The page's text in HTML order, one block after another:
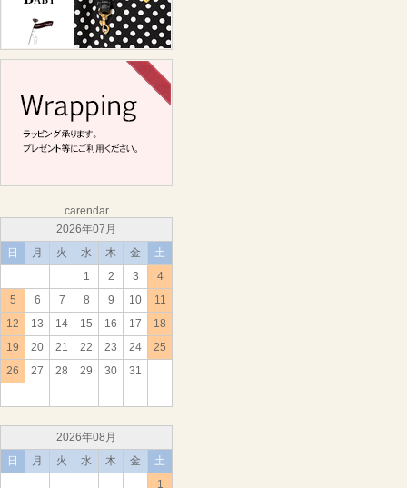
carendar
2026年07月
日
月 火 水 木 金
土
1
2 3
4
5
6 7 8 9 10
11
12
13 14 15 16 17
18
19
20 21 22 23 24
25
26
27 28 29 30 31
2026年08月
日
月 火 水 木 金
土
1